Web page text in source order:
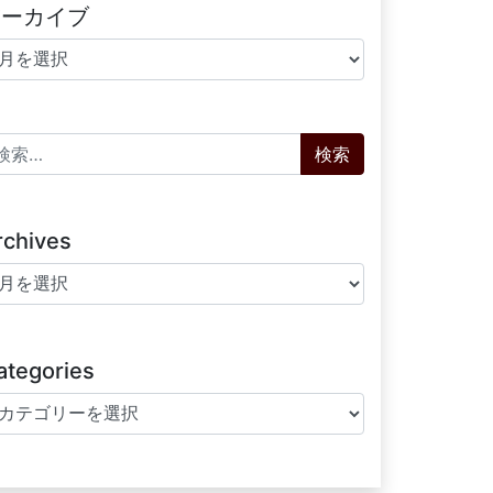
カイブ
ーカイブ
: